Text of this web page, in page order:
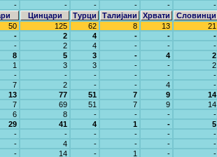
- - - - - -
Цинцари Турци Талијани Хрвати Словинци
50 125 62 8 13 21
- 2 4 - - -
- 2 4 - - -
8 5 3 - 4 2
1 3 3 - - 2
- - - - - -
7 2 - - 4 -
13 77 51 7 9 14
7 69 51 7 9 14
6 8 - - - -
29 41 4 1 - 5
- - - - - -
- 4 - - - -
- 14 - 1 - -